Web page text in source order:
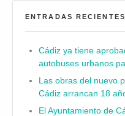
ENTRADAS RECIENTES
Cádiz ya tiene
autobuses urbanos
Las obras del nuevo
Cádiz arrancan 18
El Ayuntamiento de